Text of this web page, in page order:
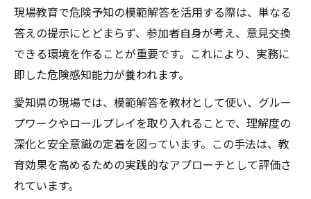
現場教育で危険予知の模範解答を活用する際は、単なる
答えの提示にとどまらず、参加者自身が考え、意見交換
できる環境を作ることが重要です。これにより、実務に
即した危険感知能力が養われます。
愛知県の現場では、模範解答を教材として使い、グルー
プワークやロールプレイを取り入れることで、理解度の
深化と安全意識の定着を図っています。この手法は、教
育効果を高めるための実践的なアプローチとして評価さ
れています。